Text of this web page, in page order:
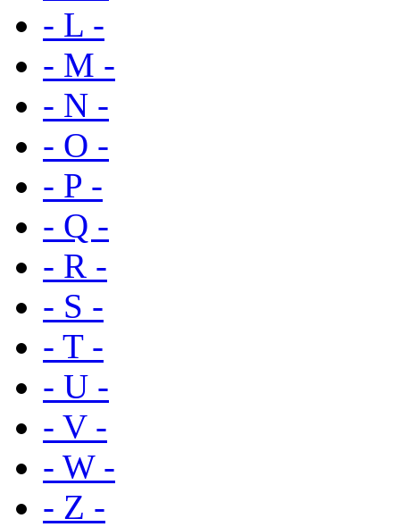
- L -
- M -
- N -
- O -
- P -
- Q -
- R -
- S -
- T -
- U -
- V -
- W -
- Z -